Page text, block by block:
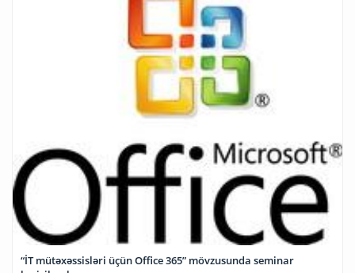
“İT mütəxəssisləri üçün Office 365” mövzusunda seminar